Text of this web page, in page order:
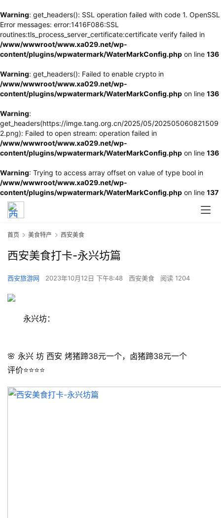
Warning: get_headers(): SSL operation failed with code 1. OpenSSL
Error messages: error:1416F086:SSL
routines:tls_process_server_certificate:certificate verify failed in
/www/wwwroot/www.xa029.net/wp-
content/plugins/wpwatermark/WaterMarkConfig.php on line 136
Warning: get_headers(): Failed to enable crypto in
/www/wwwroot/www.xa029.net/wp-
content/plugins/wpwatermark/WaterMarkConfig.php on line 136
Warning:
get_headers(https://imge.tang.org.cn/2025/05/202505060821509
2.png): Failed to open stream: operation failed in
/www/wwwroot/www.xa029.net/wp-
content/plugins/wpwatermark/WaterMarkConfig.php on line 136
Warning: Trying to access array offset on value of type bool in
/www/wwwroot/www.xa029.net/wp-
content/plugins/wpwatermark/WaterMarkConfig.php on line 137
首页 美食特产 西安美食
西安美食打卡-永兴坊篇
西安旅游网 2023年10月12日 下午8:48 西安美食 阅读 1204
永兴坊：
🌸 永兴 坊 西安 烤猪蹄38元一个，卤猪蹄38元一个
评价⭐️⭐️⭐️⭐️